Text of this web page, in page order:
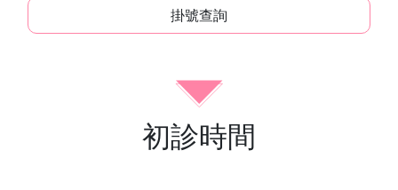
掛號查詢
初診時間